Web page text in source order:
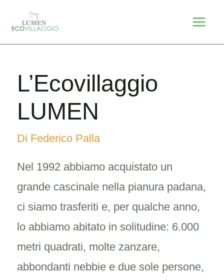
L’Ecovillaggio
LUMEN
Di Federico Palla
Nel 1992 abbiamo acquistato un
grande cascinale nella pianura padana,
ci siamo trasferiti e, per qualche anno,
lo abbiamo abitato in solitudine: 6.000
metri quadrati, molte zanzare,
abbondanti nebbie e due sole persone,